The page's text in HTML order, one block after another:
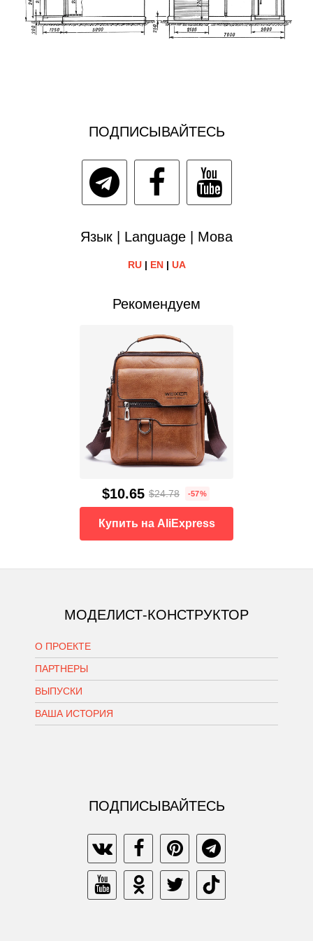
ПОДПИСЫВАЙТЕСЬ
Язык | Language | Мова
RU| EN| UA
Рекомендуем
$10.65 $24.78 -57%
Купить на AliExpress
МОДЕЛИСТ-КОНСТРУКТОР
О ПРОЕКТЕ
ПАРТНЕРЫ
ВЫПУСКИ
ВАША ИСТОРИЯ
ПОДПИСЫВАЙТЕСЬ